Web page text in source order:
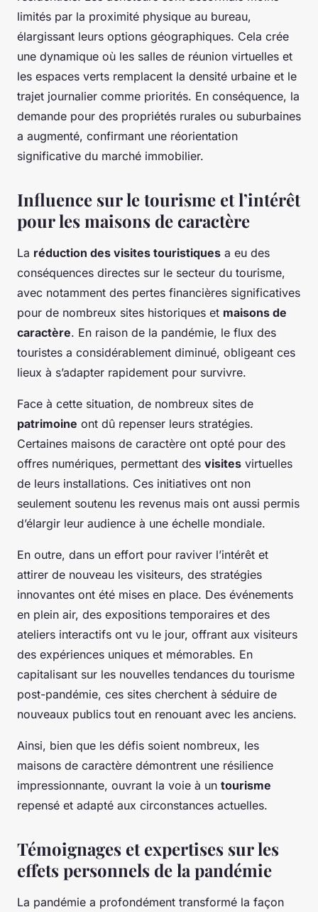
limités par la proximité physique au bureau,
élargissant leurs options géographiques. Cela crée
une dynamique où les salles de réunion virtuelles et
les espaces verts remplacent la densité urbaine et le
trajet journalier comme priorités. En conséquence, la
demande pour des propriétés rurales ou suburbaines
a augmenté, confirmant une réorientation
significative du marché immobilier.
Influence sur le tourisme et l’intérêt
pour les maisons de caractère
La réduction des visites touristiques a eu des
conséquences directes sur le secteur du tourisme,
avec notamment des pertes financières significatives
pour de nombreux sites historiques et maisons de
caractère. En raison de la pandémie, le flux des
touristes a considérablement diminué, obligeant ces
lieux à s’adapter rapidement pour survivre.
Face à cette situation, de nombreux sites de
patrimoine ont dû repenser leurs stratégies.
Certaines maisons de caractère ont opté pour des
offres numériques, permettant des visites virtuelles
de leurs installations. Ces initiatives ont non
seulement soutenu les revenus mais ont aussi permis
d’élargir leur audience à une échelle mondiale.
En outre, dans un effort pour raviver l’intérêt et
attirer de nouveau les visiteurs, des stratégies
innovantes ont été mises en place. Des événements
en plein air, des expositions temporaires et des
ateliers interactifs ont vu le jour, offrant aux visiteurs
des expériences uniques et mémorables. En
capitalisant sur les nouvelles tendances du tourisme
post-pandémie, ces sites cherchent à séduire de
nouveaux publics tout en renouant avec les anciens.
Ainsi, bien que les défis soient nombreux, les
maisons de caractère démontrent une résilience
impressionnante, ouvrant la voie à un tourisme
repensé et adapté aux circonstances actuelles.
Témoignages et expertises sur les
effets personnels de la pandémie
La pandémie a profondément transformé la façon